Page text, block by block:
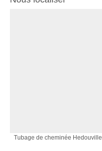
Tubage de cheminée Hedouville